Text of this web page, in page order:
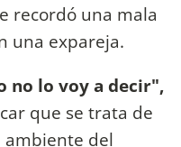
recordó una mala
una expareja.
no lo voy a decir",
que se trata de
ambiente del